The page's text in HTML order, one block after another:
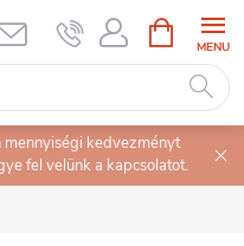
KOSÁR
kedvezményt
fel velünk a kapcsolatot.